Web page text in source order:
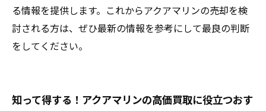
る情報を提供します。これからアクアマリンの売却を検
討される方は、ぜひ最新の情報を参考にして最良の判断
をしてください。
知って得する！アクアマリンの高価買取に役立つおす